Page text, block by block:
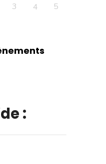
3 4 5
: